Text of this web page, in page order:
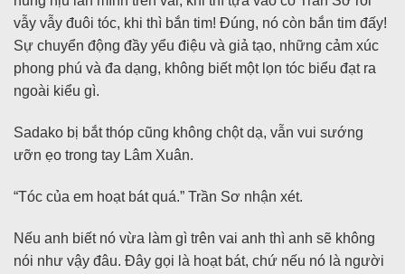
vẫy vẫy đuôi tóc, khi thì bắn tim! Đúng, nó còn bắn tim đấy!
Sự chuyển động đầy yểu điệu và giả tạo, những cảm xúc
phong phú và đa dạng, không biết một lọn tóc biểu đạt ra
ngoài kiểu gì.
Sadako bị bắt thóp cũng không chột dạ, vẫn vui sướng
ưỡn ẹo trong tay Lâm Xuân.
“Tóc của em hoạt bát quá.” Trần Sơ nhận xét.
Nếu anh biết nó vừa làm gì trên vai anh thì anh sẽ không
nói như vậy đâu. Đây gọi là hoạt bát, chứ nếu nó là người